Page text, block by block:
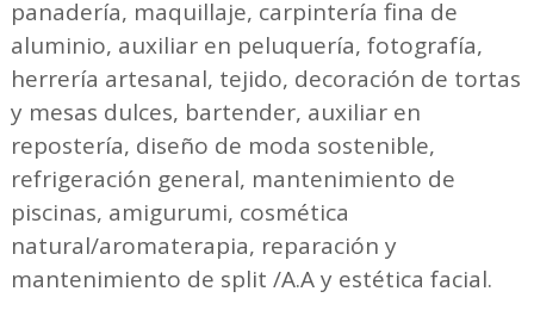
panadería, maquillaje, carpintería fina de
aluminio, auxiliar en peluquería, fotografía,
herrería artesanal, tejido, decoración de tortas
y mesas dulces, bartender, auxiliar en
repostería, diseño de moda sostenible,
refrigeración general, mantenimiento de
piscinas, amigurumi, cosmética
natural/aromaterapia, reparación y
mantenimiento de split /A.A y estética facial.